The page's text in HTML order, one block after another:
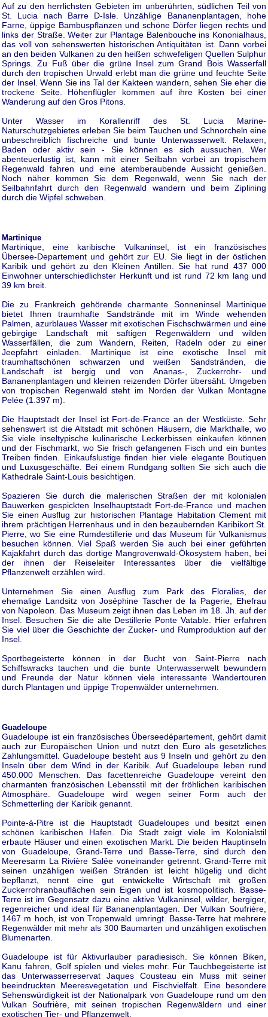
Auf zu den herrlichsten Gebieten im unberührten, südlichen Teil von
St. Lucia nach Barre D-Isle. Unzählige Bananenplantagen, hohe
Farne, üppige Bambuspflanzen und schöne Dörfer liegen rechts und
links der Straße. Weiter zur Plantage Balenbouche ins Kononialhaus,
das voll von sehenswerten historischen Antiquitäten ist. Dann vorbei
an den beiden Vulkanen zu den heißen schwefeligen Quellen Sulphur
Springs. Zu Fuß über die grüne Insel zum Grand Bois Wasserfall
durch den tropischen Urwald erlebt man die grüne und feuchte Seite
der Insel. Wenn Sie ins Tal der Kakteen wandern, sehen Sie eher die
trockene Seite. Höhenflügler kommen auf ihre Kosten bei einer
Wanderung auf den Gros Pitons.
Unter Wasser im Korallenriff des St. Lucia Marine-
Naturschutzgebietes erleben Sie beim Tauchen und Schnorcheln eine
unbeschreiblich fischreiche und bunte Unterwasserwelt. Relaxen,
Baden oder aktiv sein - Sie können es sich aussuchen. Wer
abenteuerlustig ist, kann mit einer Seilbahn vorbei an tropischem
Regenwald fahren und eine atemberaubende Aussicht genießen.
Noch näher kommen Sie dem Regenwald, wenn Sie nach der
Seilbahnfahrt durch den Regenwald wandern und beim Ziplining
durch die Wipfel schweben.
Martinique
Martinique, eine karibische Vulkaninsel, ist ein französisches
Übersee-Departement und gehört zur EU. Sie liegt in der östlichen
Karibik und gehört zu den Kleinen Antillen. Sie hat rund 437 000
Einwohner unterschiedlichster Herkunft und ist rund 72 km lang und
39 km breit.
Die zu Frankreich gehörende charmante Sonneninsel Martinique
bietet Ihnen traumhafte Sandstrände mit im Winde wehenden
Palmen, azurblaues Wasser mit exotischen Fischschwärmen und eine
gebirgige Landschaft mit saftigen Regenwäldern und wilden
Wasserfällen, die zum Wandern, Reiten, Radeln oder zu einer
Jeepfahrt einladen. Martinique ist eine exotische Insel mit
traumhaftschönen schwarzen und weißen Sandstränden, die
Landschaft ist bergig und von Ananas-, Zuckerrohr- und
Bananenplantagen und kleinen reizenden Dörfer übersäht. Umgeben
von tropischen Regenwald steht im Norden der Vulkan Montagne
Pelée (1.397 m).
Die Hauptstadt der Insel ist Fort-de-France an der Westküste. Sehr
sehenswert ist die Altstadt mit schönen Häusern, die Markthalle, wo
Sie viele inseltypische kulinarische Leckerbissen einkaufen können
und der Fischmarkt, wo Sie frisch gefangenen Fisch und ein buntes
Treiben finden. Einkaufslustige finden hier viele elegante Boutiquen
und Luxusgeschäfte. Bei einem Rundgang sollten Sie sich auch die
Kathedrale Saint-Louis besichtigen.
Spazieren Sie durch die malerischen Straßen der mit kolonialen
Bauwerken gespickten Inselhauptstadt Fort-de-France und machen
Sie einen Ausflug zur historischen Plantage Habitation Clement mit
ihrem prächtigen Herrenhaus und in den bezaubernden Karibikort St.
Pierre, wo Sie eine Rumdestillerie und das Museum für Vulkanismus
besuchen können. Viel Spaß werden Sie auch bei einer geführten
Kajakfahrt durch das dortige Mangrovenwald-Ökosystem haben, bei
der ihnen der Reiseleiter Interessantes über die vielfältige
Pflanzenwelt erzählen wird.
Unternehmen Sie einen Ausflug zum Park des Floralies, der
ehemalige Landsitz von Joséphine Tascher de la Pagerie, Ehefrau
von Napoleon. Das Museum zeigt ihnen das Leben im 18. Jh. auf der
Insel. Besuchen Sie die alte Destillerie Ponte Vatable. Hier erfahren
Sie viel über die Geschichte der Zucker- und Rumproduktion auf der
Insel.
Sportbegeisterte können in der Bucht von Saint-Pierre nach
Schiffswracks tauchen und die bunte Unterwasserwelt bewundern
und Freunde der Natur können viele interessante Wandertouren
durch Plantagen und üppige Tropenwälder unternehmen.
Guadeloupe
Guadeloupe ist ein französisches Überseedépartement, gehört damit
auch zur Europäischen Union und nutzt den Euro als gesetzliches
Zahlungsmittel. Guadeloupe besteht aus 9 Inseln und gehört zu den
Inseln über dem Wind in der Karibik. Auf Guadeloupe leben rund
450.000 Menschen. Das facettenreiche Guadeloupe vereint den
charmanten französischen Lebensstil mit der fröhlichen karibischen
Atmosphäre. Guadeloupe wird wegen seiner Form auch der
Schmetterling der Karibik genannt.
Pointe-à-Pitre ist die Hauptstadt Guadeloupes und besitzt einen
schönen karibischen Hafen. Die Stadt zeigt viele im Kolonialstil
erbaute Häuser und einen exotischen Markt. Die beiden Hauptinseln
von Guadeloupe, Grand-Terre und Basse-Terre, sind durch den
Meeresarm La Rivière Salée voneinander getrennt. Grand-Terre mit
seinen unzähligen weißen Stränden ist leicht hügelig und dicht
bepflanzt, nennt eine gut entwickelte Wirtschaft mit großen
Zuckerrohranbauflächen sein Eigen und ist kosmopolitisch. Basse-
Terre ist im Gegensatz dazu eine aktive Vulkaninsel, wilder, bergiger,
regenreicher und ideal für Bananenplantagen. Der Vulkan Soufrière,
1467 m hoch, ist von Tropenwald umringt. Basse-Terre hat mehrere
Regenwälder mit mehr als 300 Baumarten und unzähligen exotischen
Blumenarten.
Guadeloupe ist für Aktivurlauber paradiesisch. Sie können Biken,
Kanu fahren, Golf spielen und vieles mehr. Für Tauchbegeisterte ist
das Unterwasserreservat Jaques Cousteau ein Muss mit seiner
beeindruckten Meeresvegetation und Fischvielfalt. Eine besondere
Sehenswürdigkeit ist der Nationalpark von Guadeloupe rund um den
Vulkan Soufrière, mit seinen tropischen Regenwäldern und einer
exotischen Tier- und Pflanzenwelt.